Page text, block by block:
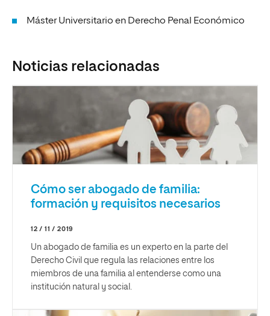
Máster Universitario en Derecho Penal Económico
Noticias relacionadas
Cómo ser abogado de familia:
formación y requisitos necesarios
12 / 11 / 2019
Un abogado de familia es un experto en la parte del
Derecho Civil que regula las relaciones entre los
miembros de una familia al entenderse como una
institución natural y social.